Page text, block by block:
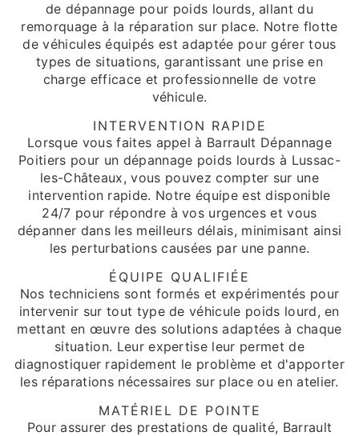
de dépannage pour poids lourds, allant du
remorquage à la réparation sur place. Notre flotte
de véhicules équipés est adaptée pour gérer tous
types de situations, garantissant une prise en
charge efficace et professionnelle de votre
véhicule.
INTERVENTION RAPIDE
Lorsque vous faites appel à Barrault Dépannage
Poitiers pour un dépannage poids lourds à Lussac-
les-Châteaux, vous pouvez compter sur une
intervention rapide. Notre équipe est disponible
24/7 pour répondre à vos urgences et vous
dépanner dans les meilleurs délais, minimisant ainsi
les perturbations causées par une panne.
ÉQUIPE QUALIFIÉE
Nos techniciens sont formés et expérimentés pour
intervenir sur tout type de véhicule poids lourd, en
mettant en œuvre des solutions adaptées à chaque
situation. Leur expertise leur permet de
diagnostiquer rapidement le problème et d'apporter
les réparations nécessaires sur place ou en atelier.
MATÉRIEL DE POINTE
Pour assurer des prestations de qualité, Barrault